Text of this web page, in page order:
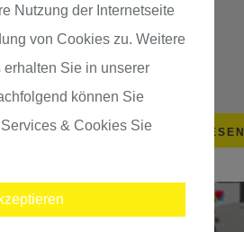
Nutzungsanpassung in
Wohnbereichen und
Referenzen ,
WEITERLESEN
Nutzung der Internetseite
von Cookies zu. Weitere
erhalten Sie in unserer
können Sie
& Cookies Sie